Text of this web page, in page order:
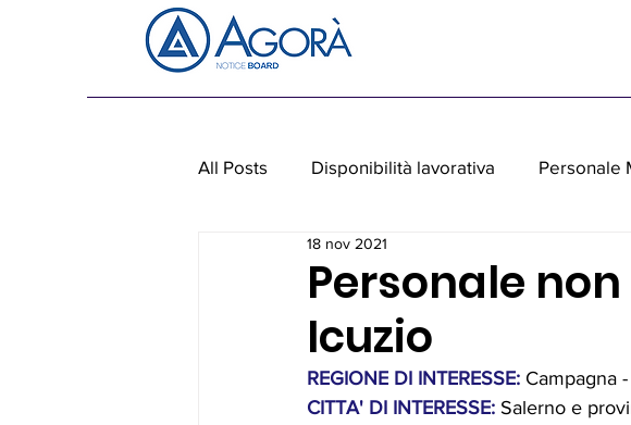
All Posts Disponibilità lavorativa Personale
Personale non medico
Personale
Icuzio
18 nov 2021
REGIONE DI INTERESSE: Campagna
CITTA' DI INTERESSE: Salerno e